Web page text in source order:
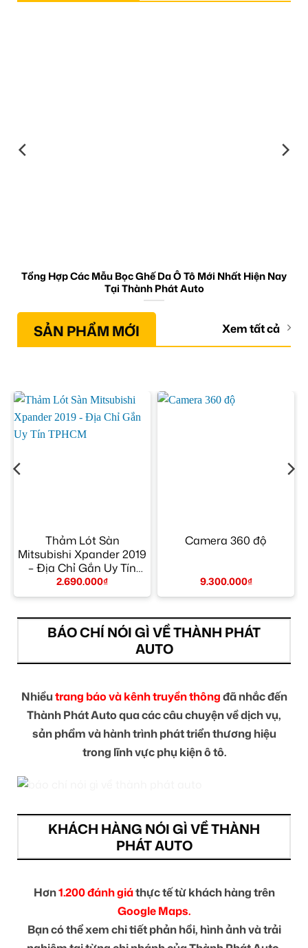
Tổng Hợp Các Mẫu Bọc Ghế Da Ô Tô Mới Nhất Hiện Nay
Tại Thành Phát Auto
SẢN PHẨM MỚI Xem tất cả
Thảm Lót Sàn
Mitsubishi Xpander 2019
– Địa Chỉ Gắn Uy Tín
TPHCM
2.690.000₫
Camera 360 độ
9.300.000₫
BÁO CHÍ NÓI GÌ VỀ THÀNH PHÁT
AUTO
Nhiềutrang báo và kênh truyền thôngđã nhắc đến
Thành Phát Auto qua các câu chuyện về dịch vụ,
sản phẩm và hành trình phát triển thương hiệu
trong lĩnh vực phụ kiện ô tô.
KHÁCH HÀNG NÓI GÌ VỀ THÀNH
PHÁT AUTO
Hơn1.200 đánh giáthực tế từ khách hàng trên
Google Maps.
Bạn có thể xem chi tiết phản hồi, hình ảnh và trải